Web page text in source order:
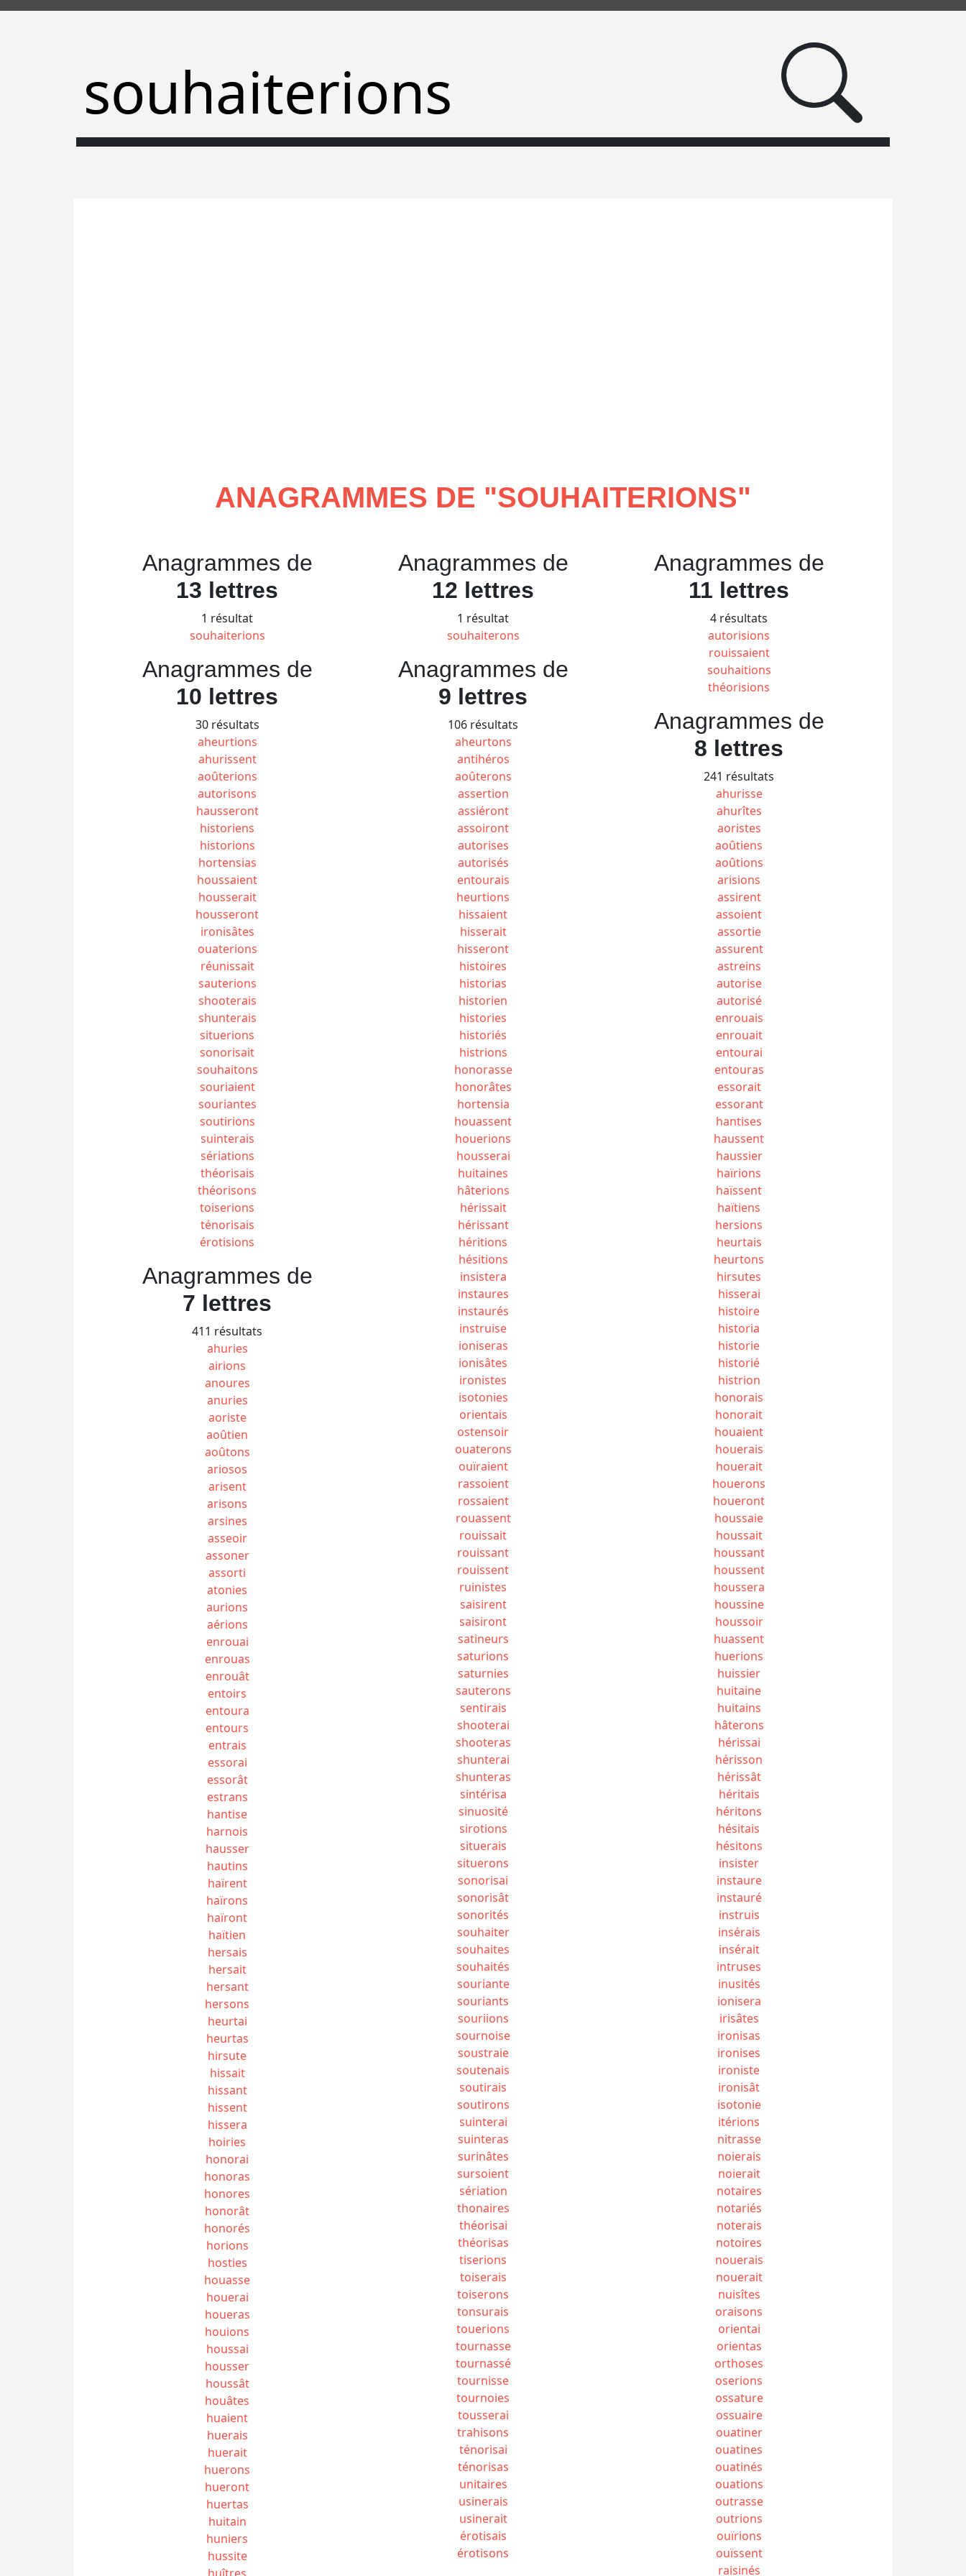
ANAGRAMMES DE "SOUHAITERIONS"
Anagrammes de
13 lettres
1 résultat
souhaiterions
Anagrammes de
12 lettres
1 résultat
souhaiterons
Anagrammes de
11 lettres
4 résultats
autorisions
rouissaient
souhaitions
théorisions
Anagrammes de
10 lettres
30 résultats
aheurtions
ahurissent
aoûterions
autorisons
hausseront
historiens
historions
hortensias
houssaient
housserait
housseront
ironisâtes
ouaterions
réunissait
sauterions
shooterais
shunterais
situerions
sonorisait
souhaitons
souriaient
souriantes
soutirions
suinterais
sériations
théorisais
théorisons
toiserions
ténorisais
érotisions
Anagrammes de
9 lettres
106 résultats
aheurtons
antihéros
aoûterons
assertion
assiéront
assoiront
autorises
autorisés
entourais
heurtions
hissaient
hisserait
hisseront
histoires
historias
historien
histories
historiés
histrions
honorasse
honorâtes
hortensia
houassent
houerions
housserai
huitaines
hâterions
hérissait
hérissant
héritions
hésitions
insistera
instaures
instaurés
instruise
ioniseras
ionisâtes
ironistes
isotonies
orientais
ostensoir
ouaterons
ouïraient
rassoient
rossaient
rouassent
rouissait
rouissant
rouissent
ruinistes
saisirent
saisiront
satineurs
saturions
saturnies
sauterons
sentirais
shooterai
shooteras
shunterai
shunteras
sintérisa
sinuosité
sirotions
situerais
situerons
sonorisai
sonorisât
sonorités
souhaiter
souhaites
souhaités
souriante
souriants
souriions
sournoise
soustraie
soutenais
soutirais
soutirons
suinterai
suinteras
surinâtes
sursoient
sériation
thonaires
théorisai
théorisas
tiserions
toiserais
toiserons
tonsurais
touerions
tournasse
tournassé
tournisse
tournoies
tousserai
trahisons
ténorisai
ténorisas
unitaires
usinerais
usinerait
érotisais
érotisons
Anagrammes de
8 lettres
241 résultats
ahurisse
ahurîtes
aoristes
aoûtiens
aoûtions
arisions
assirent
assoient
assortie
assurent
astreins
autorise
autorisé
enrouais
enrouait
entourai
entouras
essorait
essorant
hantises
haussent
haussier
haïrions
haïssent
haïtiens
hersions
heurtais
heurtons
hirsutes
hisserai
histoire
historia
historie
historié
histrion
honorais
honorait
houaient
houerais
houerait
houerons
houeront
houssaie
houssait
houssant
houssent
houssera
houssine
houssoir
huassent
huerions
huissier
huitaine
huitains
hâterons
hérissai
hérisson
hérissât
héritais
héritons
hésitais
hésitons
insister
instaure
instauré
instruis
insérais
insérait
intruses
inusités
ionisera
irisâtes
ironisas
ironises
ironiste
ironisât
isotonie
itérions
nitrasse
noierais
noierait
notaires
notariés
noterais
notoires
nouerais
nouerait
nuisîtes
oraisons
orientai
orientas
orthoses
oserions
ossature
ossuaire
ouatiner
ouatines
ouatinés
ouations
outrasse
outrions
ouïrions
ouïssent
raisinés
Anagrammes de
7 lettres
411 résultats
ahuries
airions
anoures
anuries
aoriste
aoûtien
aoûtons
ariosos
arisent
arisons
arsines
asseoir
assoner
assorti
atonies
aurions
aérions
enrouai
enrouas
enrouât
entoirs
entoura
entours
entrais
essorai
essorât
estrans
hantise
harnois
hausser
hautins
haïrent
haïrons
haïront
haïtien
hersais
hersait
hersant
hersons
heurtai
heurtas
hirsute
hissait
hissant
hissent
hissera
hoiries
honorai
honoras
honores
honorât
honorés
horions
hosties
houasse
houerai
houeras
houions
houssai
housser
houssât
houâtes
huaient
huerais
huerait
huerons
hueront
huertas
huitain
huniers
hussite